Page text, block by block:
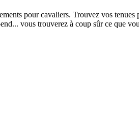
pour cavaliers. Trouvez vos
vous trouverez à coup sûr ce que